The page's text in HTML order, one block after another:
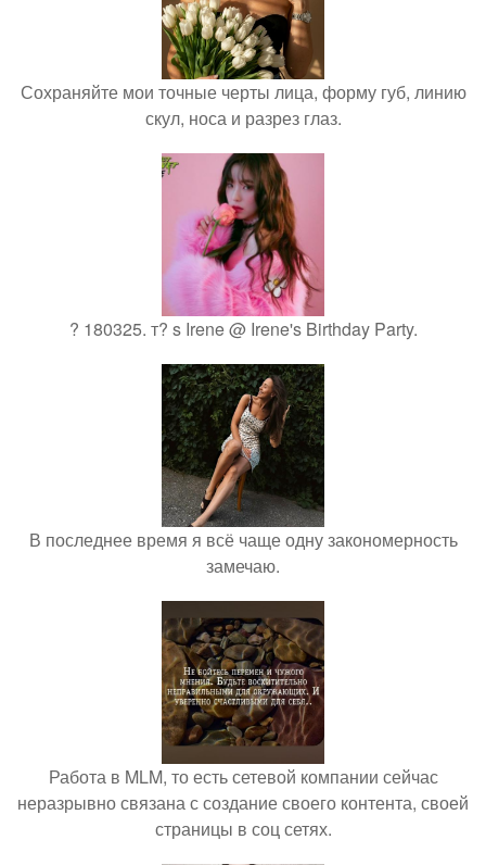
Сохраняйте мои точные черты лица, форму губ, линию
скул, носа и разрез глаз.
? 180325. т? s Irene @ Irene's Birthday Party.
В последнее время я всё чаще одну закономерность
замечаю.
Работа в MLM, то есть сетевой компании сейчас
неразрывно связана с создание своего контента, своей
страницы в соц сетях.